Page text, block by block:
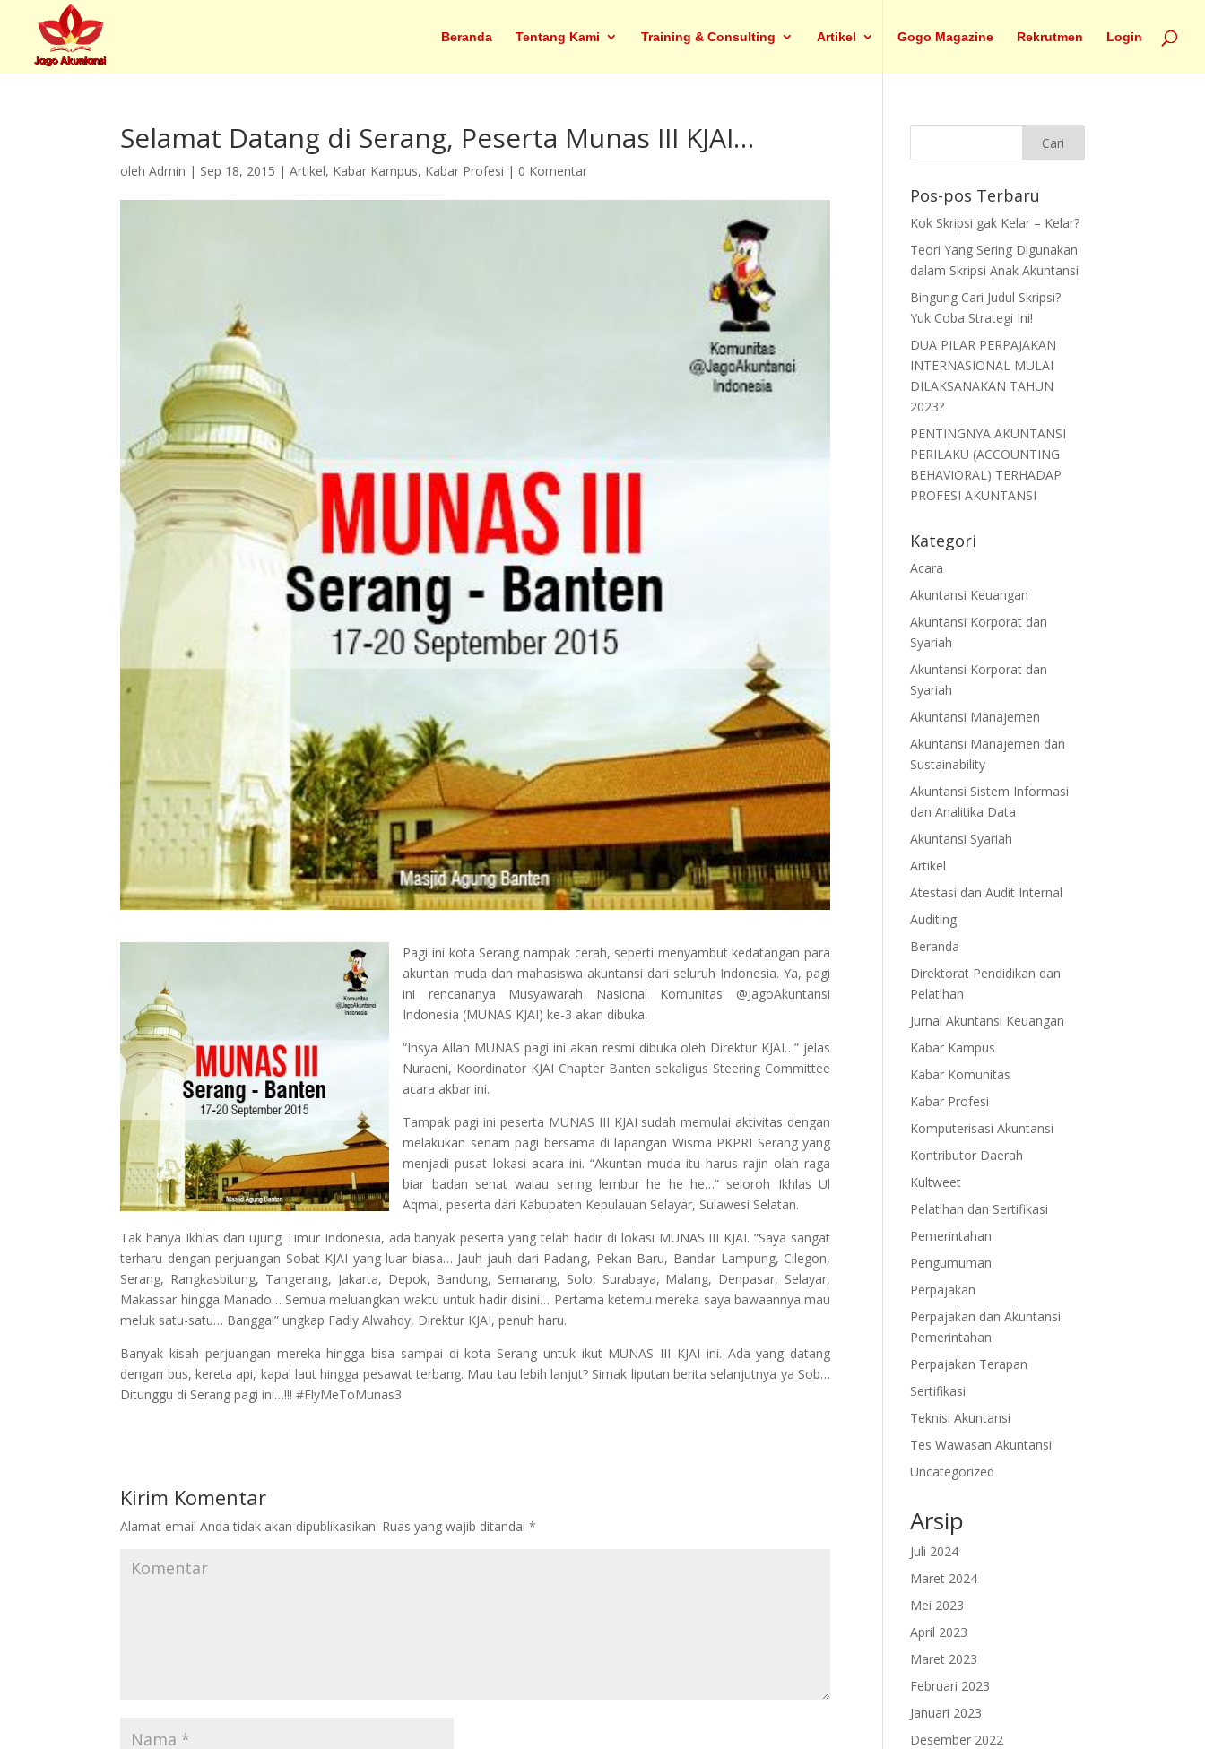
Beranda Tentang Kami Training & Consulting Artikel Gogo Magazine Rekrutmen Login
Selamat Datang di Serang, Peserta Munas III KJAI…
olehAdmin | Sep 18, 2015 |Artikel, Kabar Kampus, Kabar Profesi | 0 Komentar
Pagi ini kota Serang nampak cerah, seperti menyambut kedatangan para
akuntan muda dan mahasiswa akuntansi dari seluruh Indonesia. Ya, pagi
ini rencananya Musyawarah Nasional Komunitas @JagoAkuntansi
Indonesia (MUNAS KJAI) ke-3 akan dibuka.
“Insya Allah MUNAS pagi ini akan resmi dibuka oleh Direktur KJAI…” jelas
Nuraeni, Koordinator KJAI Chapter Banten sekaligus Steering Committee
acara akbar ini.
Tampak pagi ini peserta MUNAS III KJAI sudah memulai aktivitas dengan
melakukan senam pagi bersama di lapangan Wisma PKPRI Serang yang
menjadi pusat lokasi acara ini. “Akuntan muda itu harus rajin olah raga
biar badan sehat walau sering lembur he he he…” seloroh Ikhlas Ul
Aqmal, peserta dari Kabupaten Kepulauan Selayar, Sulawesi Selatan.
Tak hanya Ikhlas dari ujung Timur Indonesia, ada banyak peserta yang telah hadir di lokasi MUNAS III KJAI. “Saya sangat
terharu dengan perjuangan Sobat KJAI yang luar biasa… Jauh-jauh dari Padang, Pekan Baru, Bandar Lampung, Cilegon,
Serang, Rangkasbitung, Tangerang, Jakarta, Depok, Bandung, Semarang, Solo, Surabaya, Malang, Denpasar, Selayar,
Makassar hingga Manado… Semua meluangkan waktu untuk hadir disini… Pertama ketemu mereka saya bawaannya mau
meluk satu-satu… Bangga!” ungkap Fadly Alwahdy, Direktur KJAI, penuh haru.
Banyak kisah perjuangan mereka hingga bisa sampai di kota Serang untuk ikut MUNAS III KJAI ini. Ada yang datang
dengan bus, kereta api, kapal laut hingga pesawat terbang. Mau tau lebih lanjut? Simak liputan berita selanjutnya ya Sob…
Ditunggu di Serang pagi ini…!!! #FlyMeToMunas3
Kirim Komentar
Alamat email Anda tidak akan dipublikasikan. Ruas yang wajib ditandai*
Pos-pos Terbaru
Kok Skripsi gak Kelar – Kelar?
Teori Yang Sering Digunakan
dalam Skripsi Anak Akuntansi
Bingung Cari Judul Skripsi?
Yuk Coba Strategi Ini!
DUA PILAR PERPAJAKAN
INTERNASIONAL MULAI
DILAKSANAKAN TAHUN
2023?
PENTINGNYA AKUNTANSI
PERILAKU (ACCOUNTING
BEHAVIORAL) TERHADAP
PROFESI AKUNTANSI
Kategori
Acara
Akuntansi Keuangan
Akuntansi Korporat dan
Syariah
Akuntansi Korporat dan
Syariah
Akuntansi Manajemen
Akuntansi Manajemen dan
Sustainability
Akuntansi Sistem Informasi
dan Analitika Data
Akuntansi Syariah
Artikel
Atestasi dan Audit Internal
Auditing
Beranda
Direktorat Pendidikan dan
Pelatihan
Jurnal Akuntansi Keuangan
Kabar Kampus
Kabar Komunitas
Kabar Profesi
Komputerisasi Akuntansi
Kontributor Daerah
Kultweet
Pelatihan dan Sertifikasi
Pemerintahan
Pengumuman
Perpajakan
Perpajakan dan Akuntansi
Pemerintahan
Perpajakan Terapan
Sertifikasi
Teknisi Akuntansi
Tes Wawasan Akuntansi
Uncategorized
Arsip
Juli 2024
Maret 2024
Mei 2023
April 2023
Maret 2023
Februari 2023
Januari 2023
Desember 2022